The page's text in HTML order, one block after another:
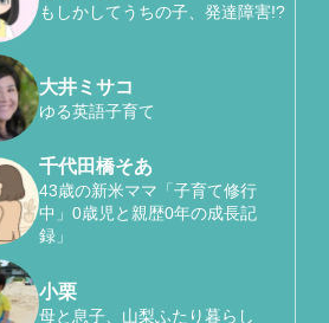
もしかしてうちの子、発達障害!?
大井ミサコ
ゆる英語子育て
千代田橋そあ
43歳の新米ママ「子育て修行
中」0歳児と親歴0年の成長記
録」
小栗
母と息子、山梨ふたり暮らし